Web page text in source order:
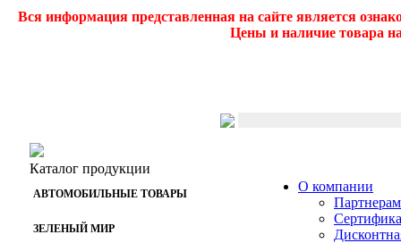
Вся информация представленная на сайте является
Цены и наличие товара
Каталог продукции
АВТОМОБИЛЬНЫЕ ТОВАРЫ
ЗЕЛЕНЫЙ МИР
О компании
Партнерам